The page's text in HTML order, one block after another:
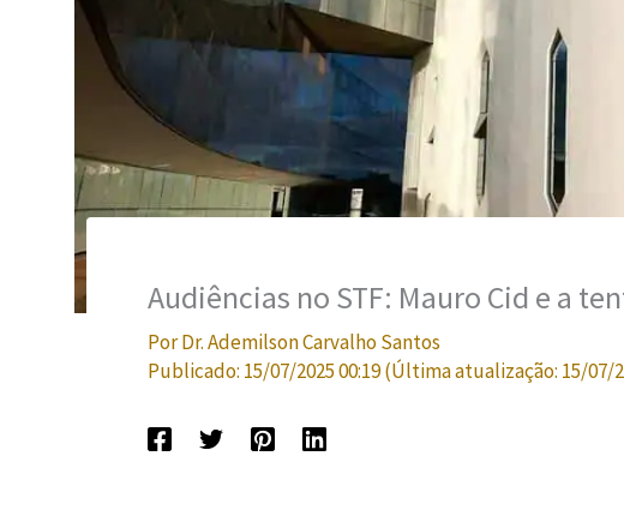
Audiências no STF: Mauro Cid e a
PorDr. Ademilson Carvalho Santos
Publicado: 15/07/2025 00:19(Última atualização: 15/07/